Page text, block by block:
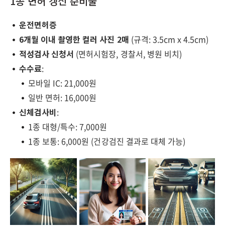
운전면허증
6개월 이내 촬영한 컬러 사진 2매 (규격: 3.5cm x 4.5cm)
적성검사 신청서 (면허시험장, 경찰서, 병원 비치)
수수료:
모바일 IC: 21,000원
일반 면허: 16,000원
신체검사비:
1종 대형/특수: 7,000원
1종 보통: 6,000원 (건강검진 결과로 대체 가능)